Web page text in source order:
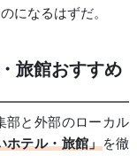
になるはずだ。
旅館おすすめ
部と外部のローカル
ホテル・旅館」を徹